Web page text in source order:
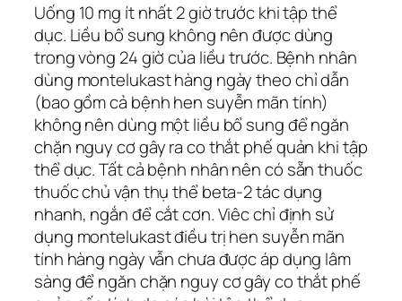
Uống 10 mg ít nhất 2 giờ trước khi tập thể
dục. Liều bổ sung không nên được dùng
trong vòng 24 giờ của liều trước. Bệnh nhân
dùng montelukast hàng ngày theo chỉ dẫn
(bao gồm cả bệnh hen suyễn mãn tính)
không nên dùng một liều bổ sung để ngăn
chặn nguy cơ gây ra co thắt phế quản khi tập
thể dục. Tất cả bệnh nhân nên có sẵn thuốc
thuốc chủ vận thụ thể beta-2 tác dụng
nhanh, ngắn để cắt cơn. Viêc chỉ định sử
dụng montelukast điều trị hen suyễn mãn
tính hàng ngày vẫn chưa được áp dụng lâm
sàng để ngăn chặn nguy cơ gây co thắt phế